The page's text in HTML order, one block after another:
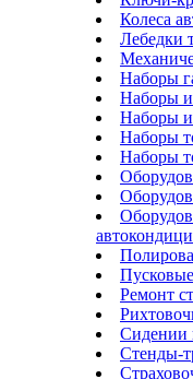
Колеса
Лебедки
Наборы
Наборы
Наборы
Наборы
Наборы
Ремонт
Сидении
Стенды-